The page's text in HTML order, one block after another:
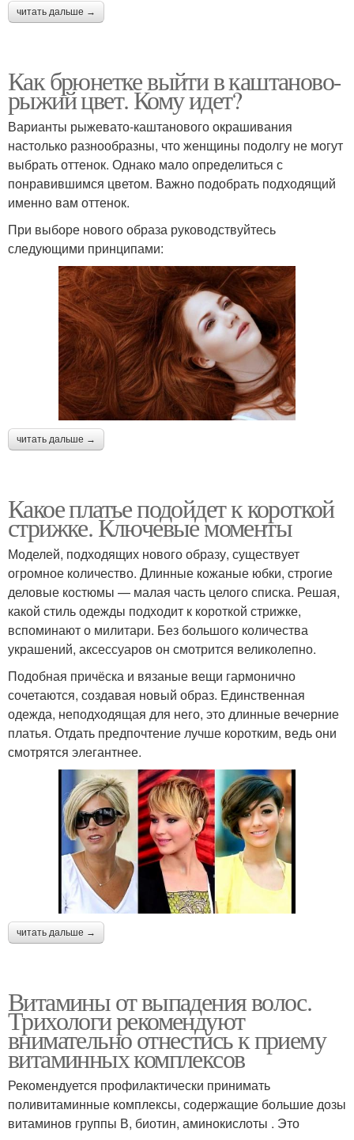
читать дальше →
Как брюнетке выйти в каштаново-
рыжий цвет. Кому идет?
Варианты рыжевато-каштанового окрашивания
настолько разнообразны, что женщины подолгу не могут
выбрать оттенок. Однако мало определиться с
понравившимся цветом. Важно подобрать подходящий
именно вам оттенок.
При выборе нового образа руководствуйтесь
следующими принципами:
читать дальше →
Какое платье подойдет к короткой
стрижке. Ключевые моменты
Моделей, подходящих нового образу, существует
огромное количество. Длинные кожаные юбки, строгие
деловые костюмы — малая часть целого списка. Решая,
какой стиль одежды подходит к короткой стрижке,
вспоминают о милитари. Без большого количества
украшений, аксессуаров он смотрится великолепно.
Подобная причёска и вязаные вещи гармонично
сочетаются, создавая новый образ. Единственная
одежда, неподходящая для него, это длинные вечерние
платья. Отдать предпочтение лучше коротким, ведь они
смотрятся элегантнее.
читать дальше →
Витамины от выпадения волос.
Трихологи рекомендуют
внимательно отнестись к приему
витаминных комплексов
Рекомендуется профилактически принимать
поливитаминные комплексы, содержащие большие дозы
витаминов группы В, биотин, аминокислоты . Это